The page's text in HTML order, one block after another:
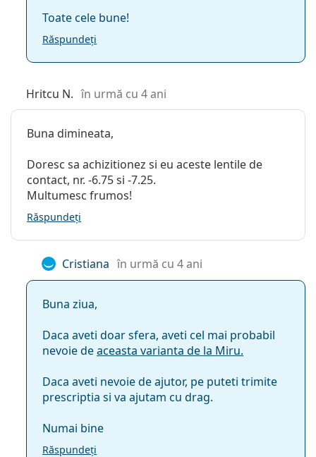
Toate cele bune!
Răspundeți
Hritcu N. în urmă cu 4 ani
Buna dimineata,
Doresc sa achizitionez si eu aceste lentile de
contact, nr. -6.75 si -7.25.
Multumesc frumos!
Răspundeți
Cristiana în urmă cu 4 ani
Buna ziua,
Daca aveti doar sfera, aveti cel mai probabil
nevoie deaceasta varianta de la Miru.
Daca aveti nevoie de ajutor, pe puteti trimite
prescriptia si va ajutam cu drag.
Numai bine
Răspundeți